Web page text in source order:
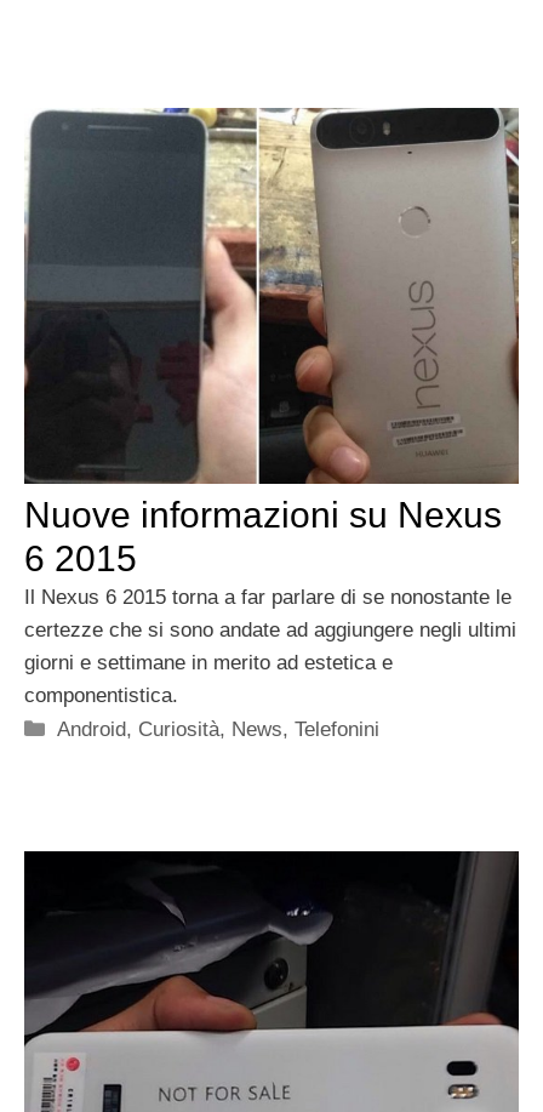
Nuove informazioni su Nexus
6 2015
Il Nexus 6 2015 torna a far parlare di se nonostante le
certezze che si sono andate ad aggiungere negli ultimi
giorni e settimane in merito ad estetica e
componentistica.
Categorie
Android, Curiosità, News,Telefonini